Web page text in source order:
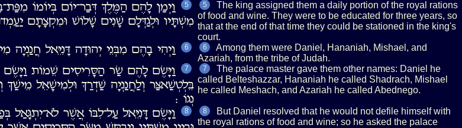
5
וַיְמַן לָהֶם הַמֶּלֶךְ דְּבַר־יוֹם בְּיוֹמוֹ
מִשְׁתָּיו וּלְגַדְּלָם שָׁנִים שָׁלוֹשׁ וּמִקְצָתָם
5
The king assigned them a daily portion of the royal rations
of food and wine. They were to be educated for three years, so
that at the end of that time they could be stationed in the king's
court.
6 וַיְהִי בָהֶם מִבְּנֵי יְהוּדָה דָּנִיֵּאל חֲנַנְיָה 6
Among them were Daniel, Hananiah, Mishael, and
Azariah, from the tribe of Judah.
7
וַיָּשֶׂם לָהֶם שַׂר הַסָּרִיסִים שֵׁמוֹת וַיָּשֶׂם
בֵּלְטְשַׁאצַּר וְלַחֲנַנְיָה שַׁדְרַךְ וּלְמִישָׁאֵל מֵישַׁךְ
נְגוֹ ׃
7
The palace master gave them other names: Daniel he
called Belteshazzar, Hananiah he called Shadrach, Mishael
he called Meshach, and Azariah he called Abednego.
8
וַיָּשֶׂם דָּנִיֵּאל עַל־לִבּוֹ אֲשֶׁר לֹא־יִתְגָּאַל
8
But Daniel resolved that he would not defile himself with
the royal rations of food and wine; so he asked the palace